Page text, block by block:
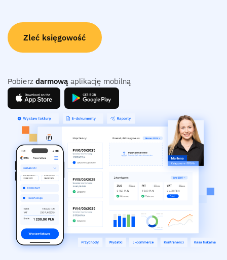
Zleć księgowość
Pobierz darmową aplikację mobilną